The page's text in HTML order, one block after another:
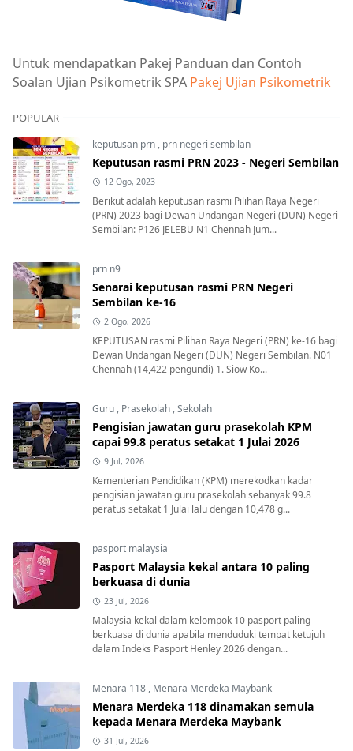
Untuk mendapatkan Pakej Panduan dan Contoh
Soalan Ujian Psikometrik SPA Pakej Ujian Psikometrik
POPULAR
keputusan prn , prn negeri sembilan
Keputusan rasmi PRN 2023 - Negeri Sembilan
12 Ogo, 2023
Berikut adalah keputusan rasmi Pilihan Raya Negeri
(PRN) 2023 bagi Dewan Undangan Negeri (DUN) Negeri
Sembilan: P126 JELEBU N1 Chennah Jum...
prn n9
Senarai keputusan rasmi PRN Negeri
Sembilan ke-16
2 Ogo, 2026
KEPUTUSAN rasmi Pilihan Raya Negeri (PRN) ke-16 bagi
Dewan Undangan Negeri (DUN) Negeri Sembilan. N01
Chennah (14,422 pengundi) 1. Siow Ko...
Guru , Prasekolah ,Sekolah
Pengisian jawatan guru prasekolah KPM
capai 99.8 peratus setakat 1 Julai 2026
9 Jul, 2026
Kementerian Pendidikan (KPM) merekodkan kadar
pengisian jawatan guru prasekolah sebanyak 99.8
peratus setakat 1 Julai lalu dengan 10,478 g...
pasport malaysia
Pasport Malaysia kekal antara 10 paling
berkuasa di dunia
23 Jul, 2026
Malaysia kekal dalam kelompok 10 pasport paling
berkuasa di dunia apabila menduduki tempat ketujuh
dalam Indeks Pasport Henley 2026 dengan...
Menara 118 , Menara Merdeka Maybank
Menara Merdeka 118 dinamakan semula
kepada Menara Merdeka Maybank
31 Jul, 2026